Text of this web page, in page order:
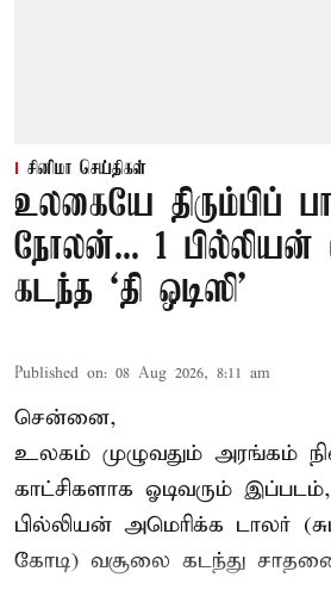
சினிமா செய்திகள்
உலகையே திரும்பிப்
நோலன்... 1 பில்லியன்
கடந்த ‘தி ஒடிஸி’
Published on: 08 Aug 2026, 8:11 am
சென்னை,
உலகம் முழுவதும் அரங்கம்
காட்சிகளாக ஓடிவரும்
பில்லியன் அமெரிக்க டாலர்
கோடி) வசூலை கடந்து